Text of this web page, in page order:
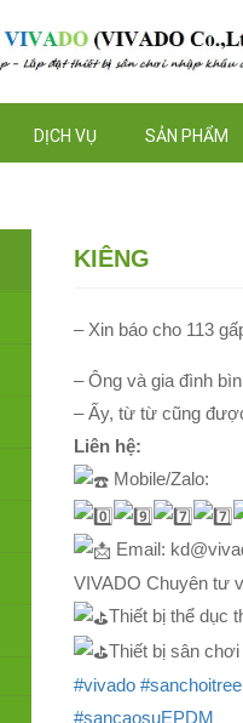
DỊCH VỤ SẢN PHẨM
KIÊNG
– Xin báo cho 113
– Ông và gia đình
– Ấy, từ từ cũng
Liên hệ:
Mobile/Zalo:
Email:
VIVADO Chuyên tư
Thiết bị thể dục
Thiết bị sân
#vivado
#sancaosuEPDM